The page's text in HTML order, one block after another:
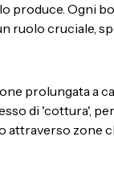
produce. Ogni
ruolo cruciale,
prolungata a
di 'cottura',
attraverso zone